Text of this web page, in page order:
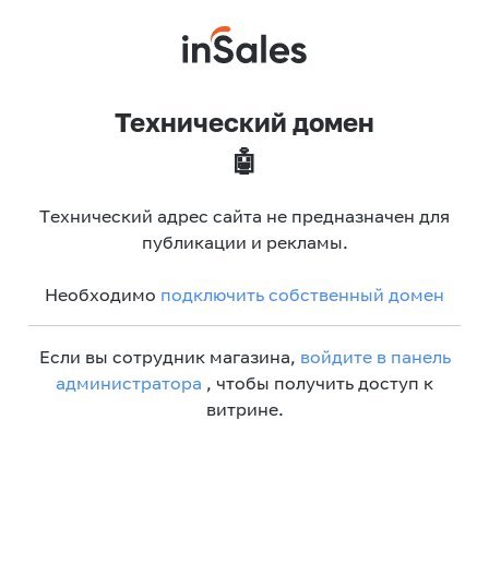
Технический домен
🤖
Технический адрес сайта не предназначен для
публикации и рекламы.
Необходимо подключить собственный домен
Если вы сотрудник магазина, войдите в панель
администратора , чтобы получить доступ к
витрине.